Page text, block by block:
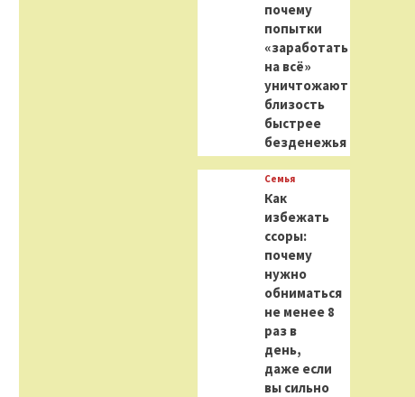
почему
попытки
«заработать
на всё»
уничтожают
близость
быстрее
безденежья
Семья
Как
избежать
ссоры:
почему
нужно
обниматься
не менее 8
раз в
день,
даже если
вы сильно